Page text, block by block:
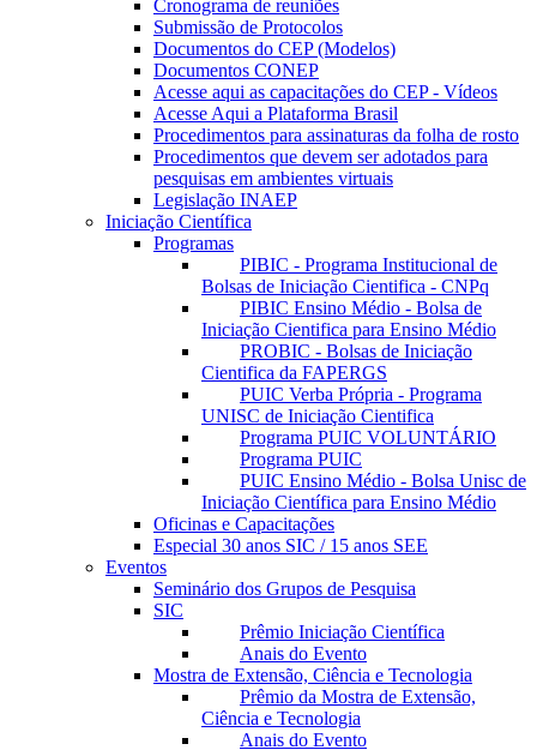
Cronograma de reuniões
Submissão de Protocolos
Documentos do CEP (Modelos)
Documentos CONEP
Acesse aqui as capacitações do CEP - Vídeos
Acesse Aqui a Plataforma Brasil
Procedimentos para assinaturas da folha de rosto
Procedimentos que devem ser adotados para
pesquisas em ambientes virtuais
Legislação INAEP
Iniciação Científica
Programas
PIBIC - Programa Institucional de
Bolsas de Iniciação Cientifica - CNPq
PIBIC Ensino Médio - Bolsa de
Iniciação Cientifica para Ensino Médio
PROBIC - Bolsas de Iniciação
Cientifica da FAPERGS
PUIC Verba Própria - Programa
UNISC de Iniciação Cientifica
Programa PUIC VOLUNTÁRIO
Programa PUIC
PUIC Ensino Médio - Bolsa Unisc de
Iniciação Científica para Ensino Médio
Oficinas e Capacitações
Especial 30 anos SIC / 15 anos SEE
Eventos
Seminário dos Grupos de Pesquisa
SIC
Prêmio Iniciação Científica
Anais do Evento
Mostra de Extensão, Ciência e Tecnologia
Prêmio da Mostra de Extensão,
Ciência e Tecnologia
Anais do Evento